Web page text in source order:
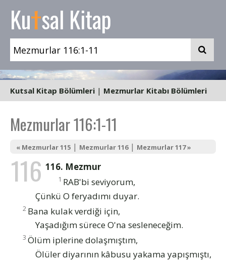
Kutsal Kitap
Kutsal Kitap Bölümleri | Mezmurlar Kitabı Bölümleri
Mezmurlar 116:1-11
« Mezmurlar 115 | Mezmurlar 116| Mezmurlar 117 »
116 116. Mezmur
1 RAB'bi seviyorum,
Çünkü O feryadımı duyar.
2 Bana kulak verdiği için,
Yaşadığım sürece O'na sesleneceğim.
3 Ölüm iplerine dolaşmıştım,
Ölüler diyarının kâbusu yakama yapışmıştı,